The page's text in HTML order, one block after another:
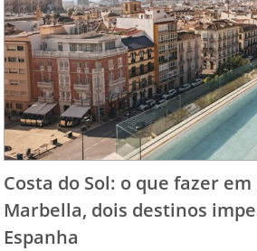
Costa do Sol: o que fazer
Marbella, dois destinos
Espanha